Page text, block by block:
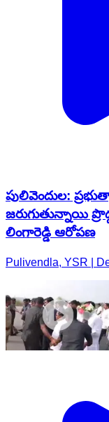
పులివెందుల:
జరుగుతున్నాయి
లింగారెడ్డి ఆరోపణ
Pulivendla, YSR |